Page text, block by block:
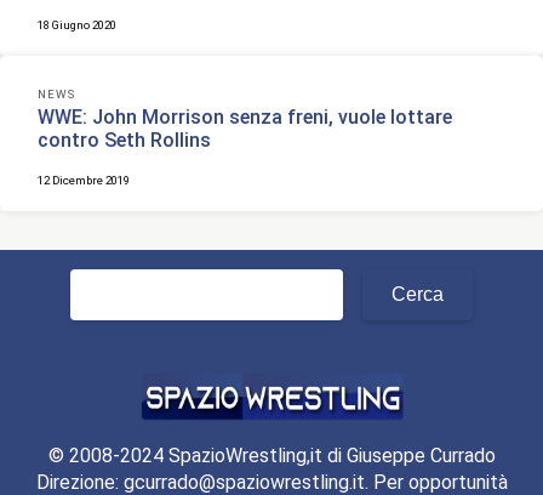
18 Giugno 2020
NEWS
WWE: John Morrison senza freni, vuole lottare
contro Seth Rollins
12 Dicembre 2019
© 2008-2024 SpazioWrestling,it di Giuseppe Currado
Direzione: gcurrado@spaziowrestling.it. Per opportunità